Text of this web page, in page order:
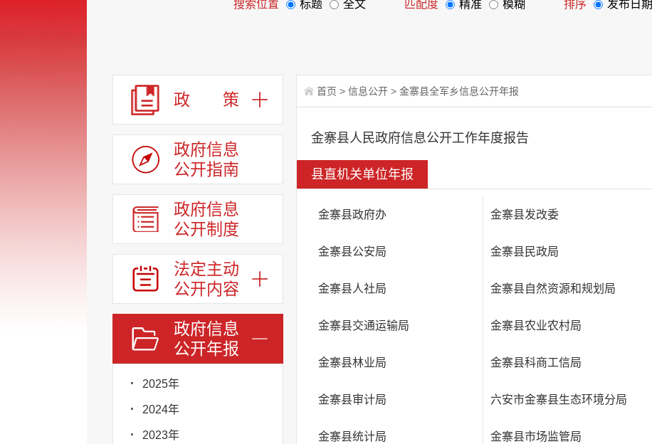
搜索位置 标题 全文 匹配度 精准 模糊 排序 发布日期
政 策
政府信息
公开指南
政府信息
公开制度
法定主动
公开内容
政府信息
公开年报
2025年
2024年
2023年
首页 > 信息公开 > 金寨县全军乡信息公开年报
金寨县人民政府信息公开工作年度报告
县直机关单位年报
金寨县政府办 金寨县发改委
金寨县公安局 金寨县民政局
金寨县人社局 金寨县自然资源和规划局
金寨县交通运输局 金寨县农业农村局
金寨县林业局 金寨县科商工信局
金寨县审计局 六安市金寨县生态环境分局
金寨县统计局 金寨县市场监管局